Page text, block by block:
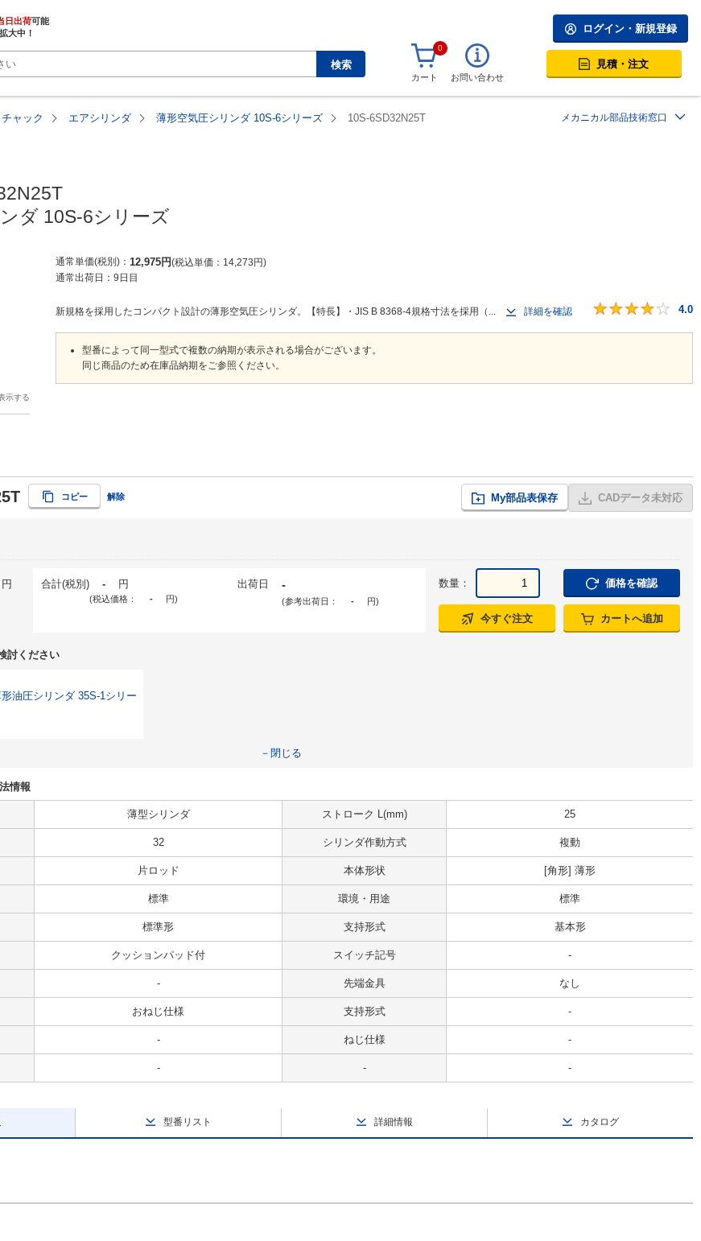
日出荷
拡大中！
検索
ログイン・新規登録
0
カート お問い合わせ
見積・注文
ャック エアシリンダ 薄形空気圧シリンダ 10S-6シリーズ 10S-6SD32N25T メカニカル部品技術窓口
ダ 10S-6シリーズ
示する
通常単価(税別) 12,975円 税込単価 14,273円
通常出荷日： 9日目
新規格を採用したコンパクト設計の薄形空気圧シリンダ。【特長】・JIS B 8368-4規格寸法を採用（... 詳細を確認 4.0
型番によって同一型式で複数の納期が表示される場合がございます。
同じ商品のため在庫品納期をご参照ください。
コピー 解除 My部品表保存 CADデータ未対応
円 合計(税別) - 円
(税込価格： - 円)
出荷日 -
(参考出荷日： - 円)
数量： 価格を確認
今すぐ注文 カートへ追加
討ください
油圧シリンダ 35S-1シリー
－閉じる
情報
薄型シリンダ ストローク L(mm) 25
32 シリンダ作動方式 複動
片ロッド 本体形状 [角形] 薄形
標準 環境・用途 標準
標準形 支持形式 基本形
クッションパッド付 スイッチ記号 -
- 先端金具 なし
おねじ仕様 支持形式 -
- ねじ仕様 -
- - -
型番リスト 詳細情報 カタログ